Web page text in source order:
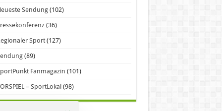
Sendung(102)
(36)
Sport(127)
(89)
Fanmagazin (101)
– SportLokal (98)